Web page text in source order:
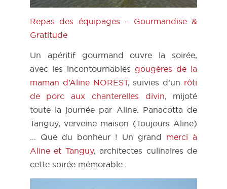
Repas des équipages – Gourmandise &
Gratitude
Un apéritif gourmand ouvre la soirée,
avec les incontournables gougères de la
maman d’Aline NOREST, suivies d’un rôti
de porc aux chanterelles divin, mijoté
toute la journée par Aline. Panacotta de
Tanguy, verveine maison (Toujours Aline)
… Que du bonheur ! Un grand merci à
Aline et Tanguy, architectes culinaires de
cette soirée mémorable.